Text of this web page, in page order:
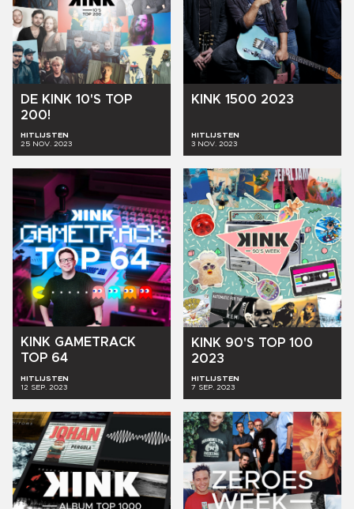
DE KINK 10'S TOP
200!
HITLIJSTEN
25 NOV. 2023
KINK 1500 2023
HITLIJSTEN
3 NOV. 2023
KINK GAMETRACK
TOP 64
HITLIJSTEN
12 SEP. 2023
KINK 90'S TOP 100
2023
HITLIJSTEN
7 SEP. 2023